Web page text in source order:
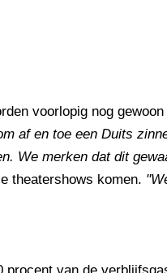
voorlopig nog
af en toe een Duits
We merken dat dit
theatershows komen.